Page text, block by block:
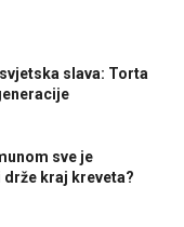
slava: Torta
sve je
kraj kreveta?